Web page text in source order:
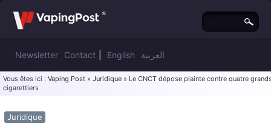
Newsletter Contact English العربية
Vous êtes ici : Vaping Post » Juridique » Le CNCT dépose plainte contre quatre
cigarettiers
Juridique